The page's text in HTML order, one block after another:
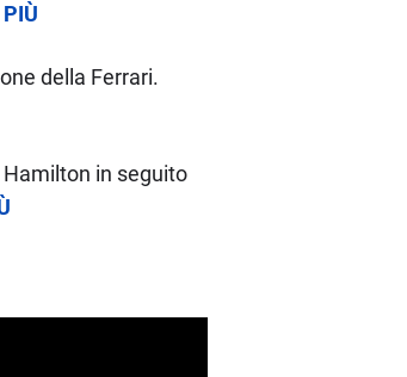
PIÙ
della Ferrari.
in seguito